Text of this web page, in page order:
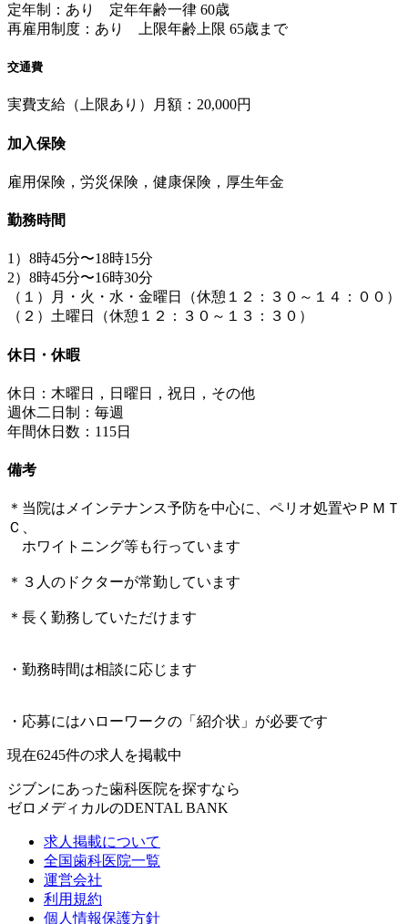
定年制：あり 定年年齢一律 60歳
再雇用制度：あり 上限年齢上限 65歳まで
交通費
実費支給（上限あり）月額：20,000円
加入保険
雇用保険，労災保険，健康保険，厚生年金
勤務時間
1）8時45分〜18時15分
2）8時45分〜16時30分
（１）月・火・水・金曜日（休憩１２：３０～１４：００）
（２）土曜日（休憩１２：３０～１３：３０）
休日・休暇
休日：木曜日，日曜日，祝日，その他
週休二日制：毎週
年間休日数：115日
備考
＊当院はメインテナンス予防を中心に、ペリオ処置やＰＭＴ
Ｃ、
ホワイトニング等も行っています
＊３人のドクターが常勤しています
＊長く勤務していただけます
・勤務時間は相談に応じます
・応募にはハローワークの「紹介状」が必要です
現在6245件の求人を掲載中
ジブンにあった歯科医院を探すなら
ゼロメディカルのDENTAL BANK
求人掲載について
全国歯科医院一覧
運営会社
利用規約
個人情報保護方針